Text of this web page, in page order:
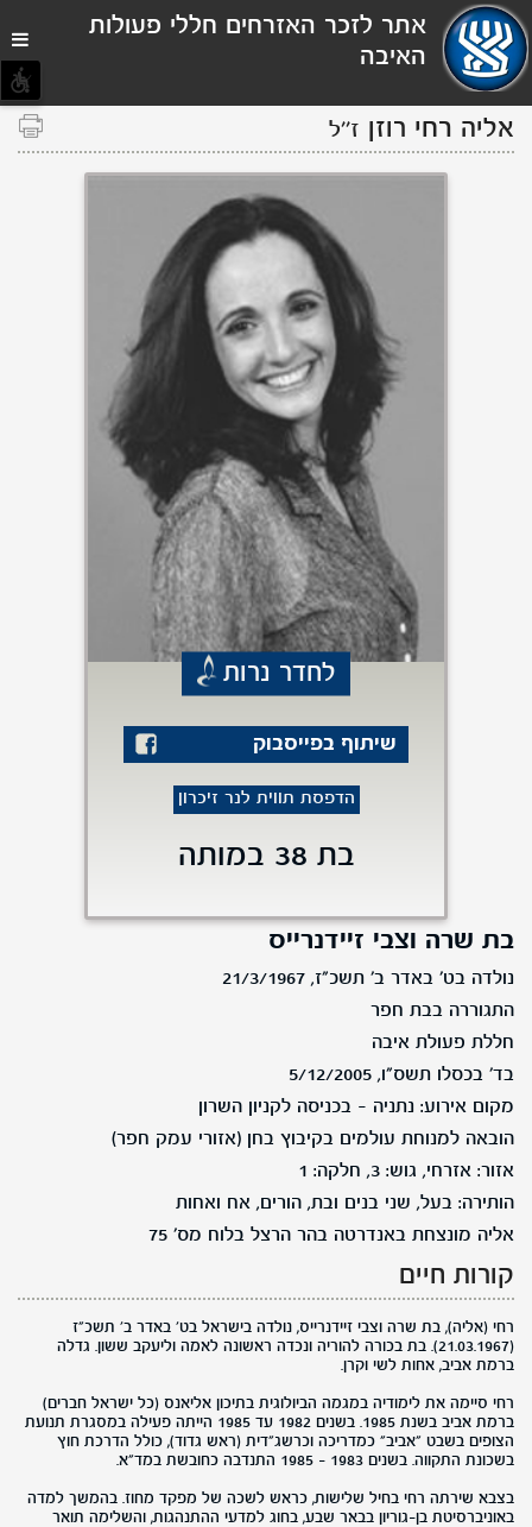
תפריט
נגישות
אתר לזכר האזרחים חללי פעולות
האיבה
אליה רחי רוזן ז''ל
לחדר נרות
שיתוף בפייסבוק
הדפסת תווית לנר זיכרון
בת 38 במותה
בת שרה וצבי זיידנרייס
נולדה בט' באדר ב' תשכ"ז, 21/3/1967
התגוררה בבת חפר
חללת פעולת איבה
בד' בכסלו תשס"ו, 5/12/2005
מקום אירוע: נתניה - בכניסה לקניון השרון
הובאה למנוחת עולמים בקיבוץ בחן (אזורי עמק חפר)
אזור: אזרחי, גוש: 3, חלקה: 1
הותירה: בעל, שני בנים ובת, הורים, אח ואחות
אליה מונצחת באנדרטה בהר הרצל בלוח מס' 75
קורות חיים
רחי (אליה), בת שרה וצבי זיידנרייס, נולדה בישראל בט' באדר ב' תשכ"ז
(21.03.1967). בת בכורה להוריה ונכדה ראשונה לאמה וליעקב ששון. גדלה
ברמת אביב, אחות לשי וקרן.
רחי סיימה את לימודיה במגמה הביולוגית בתיכון אליאנס (כל ישראל חברים)
ברמת אביב בשנת 1985. בשנים 1982 עד 1985 הייתה פעילה במסגרת תנועת
הצופים בשבט "אביב" כמדריכה וכרשג"דית (ראש גדוד), כולל הדרכת חוץ
בשכונת התקווה. בשנים 1983 - 1985 התנדבה כחובשת במד"א.
בצבא שירתה רחי בחיל שלישות, כראש לשכה של מפקד מחוז. בהמשך למדה
באוניברסיטת בן-גוריון בבאר שבע, בחוג למדעי ההתנהגות, והשלימה תואר